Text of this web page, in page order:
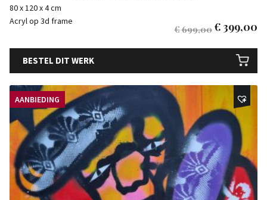
80 x 120 x 4 cm
Acryl op 3d frame
€699,00€ 399,00
BESTEL DIT WERK
AANBIEDING